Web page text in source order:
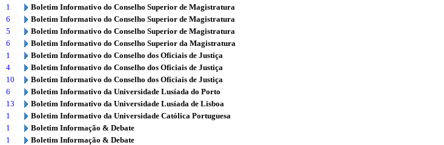
1
Boletim Informativo do Conselho Superior de Magistratura
6
Boletim Informativo do Conselho Superior de Magistratura
5
Boletim Informativo do Conselho Superior de Magistratura
6
Boletim Informativo do Conselho Superior da Magistratura
1
Boletim Informativo do Conselho dos Oficiais de Justiça
4
Boletim Informativo do Conselho dos Oficiais de Justiça
10
Boletim Informativo do Conselho dos Oficiais de Justiça
6
Boletim Informativo da Universidade Lusíada do Porto
13
Boletim Informativo da Universidade Lusíada de Lisboa
1
Boletim Informativo da Universidade Católica Portuguesa
1
Boletim Informação & Debate
1
Boletim Informação & Debate